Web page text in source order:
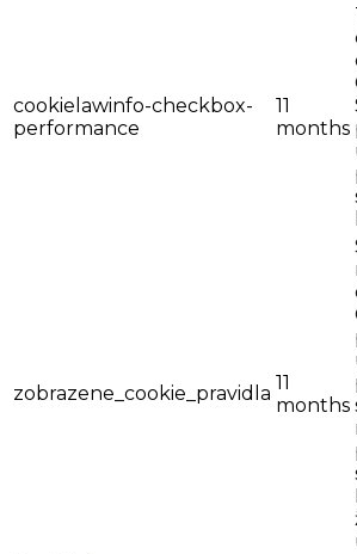
cookielawinfo-checkbox-
performance
11
months
zobrazene_cookie_pravidla 11
months